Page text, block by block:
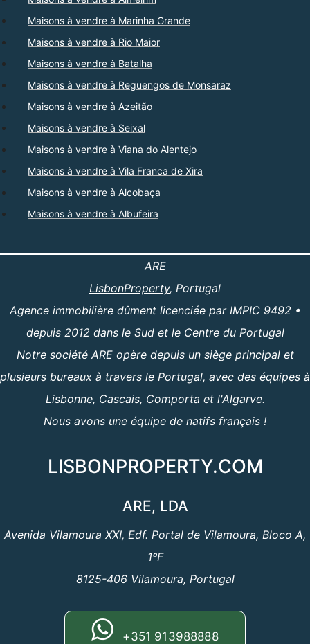
Maisons à vendre à Marinha Grande
Maisons à vendre à Rio Maior
Maisons à vendre à Batalha
Maisons à vendre à Reguengos de Monsaraz
Maisons à vendre à Azeitão
Maisons à vendre à Seixal
Maisons à vendre à Viana do Alentejo
Maisons à vendre à Vila Franca de Xira
Maisons à vendre à Alcobaça
Maisons à vendre à Albufeira
ARE
LisbonProperty, Portugal
Agence immobilière dûment licenciée par IMPIC 9492 •
depuis 2012 dans le Sud et le Centre du Portugal
Notre société ARE opère depuis un siège principal et
plusieurs bureaux à travers le Portugal, avec des équipes à
Lisbonne, Cascais, Comporta et l'Algarve.
Nous avons une équipe de natifs français !
LISBONPROPERTY.COM
ARE, LDA
Avenida Vilamoura XXI, Edf. Portal de Vilamoura, Bloco A,
1ºF
8125-406 Vilamoura, Portugal
+351 913988888